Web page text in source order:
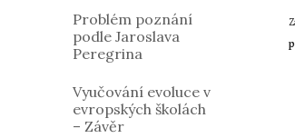
Problém poznání
podle Jaroslava
Peregrina
Vyučování evoluce v
evropských školách
– Závěr